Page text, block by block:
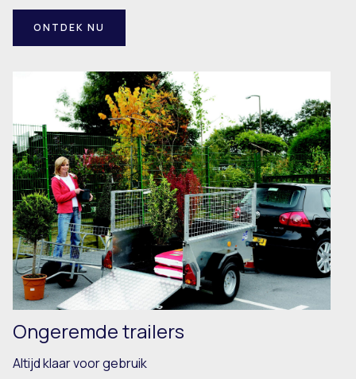
ONTDEK NU
Ongeremde trailers
Altijd klaar voor gebruik